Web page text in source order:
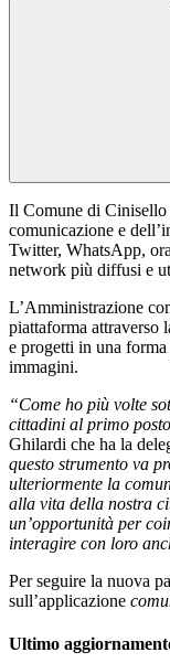
Il Comune di Cinisello
comunicazione e
Twitter, WhatsApp,
network più diffusi e
L’Amministrazione
piattaforma attraverso
e progetti in una
immagini.
“Come ho più volte
cittadini al primo posto
Ghilardi che ha la
questo strumento va
ulteriormente la
alla vita della nostra
un’opportunità per
interagire con loro
Per seguire la nuova
sull’applicazione
Ultimo